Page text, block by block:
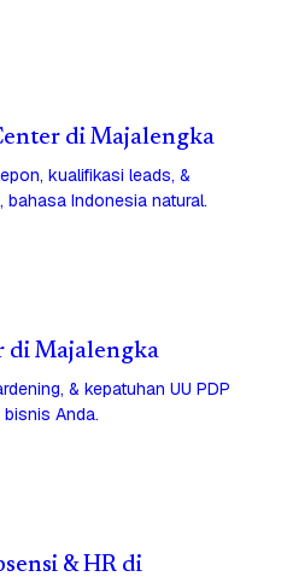
di Majalengka
kualifikasi leads, &
Indonesia natural.
di Majalengka
& kepatuhan UU PDP
Anda.
& HR di